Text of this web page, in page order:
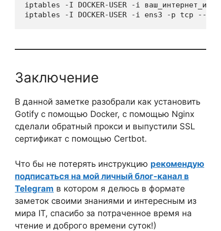
iptables -I DOCKER-USER -i
iptables -I DOCKER-USER -i ens3 -p tcp --
Заключение
В данной заметке разобрали как установить
Gotify с помощью Docker, с помощью Nginx
сделали обратный прокси и выпустили SSL
сертификат с помощью Certbot.
Что бы не потерять инструкцию рекомендую
подписаться на мой личный блог-канал в
Telegram в котором я делюсь в формате
заметок своими знаниями и интересным из
мира IT, спасибо за потраченное время на
чтение и доброго времени суток!)